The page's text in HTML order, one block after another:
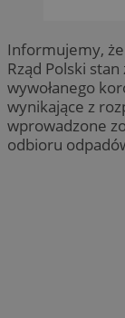
Informujemy,
Rząd Polski
wywołanego
wynikające z
wprowadzone
odbioru